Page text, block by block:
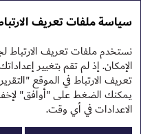
التقرير السنوي 2025
تقرير الاستدامة 2025
استعراض
العام
سياسة ملفات تعريف
نستخدم ملفات تعريف
الإمكان. إذ لم تقم بتغيير
يمكنك الضغط على "أوافق"
الاعدادات في أي وقت.